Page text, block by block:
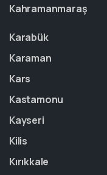
Kahramanmaraş
Karabük
Karaman
Kars
Kastamonu
Kayseri
Kilis
Kırıkkale